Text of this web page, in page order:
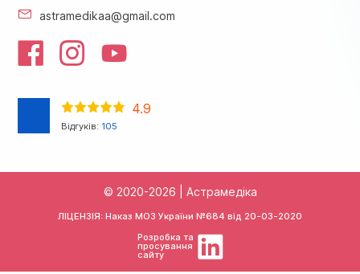
astramedikaa@gmail.com
4.9
Відгуків: 105
© 2020-2026 | Астрамедіка
ЛІЦЕНЗІЯ: Наказ МОЗ України №684 від 20-03-2020
Розробка та
просування
сайту